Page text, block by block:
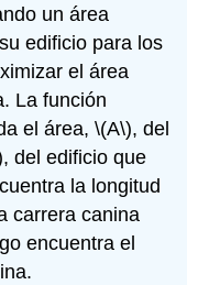
un área
edificio para los
el área
La función
el área,\(A\), del
, del edificio que
la longitud
carrera canina
encuentra el